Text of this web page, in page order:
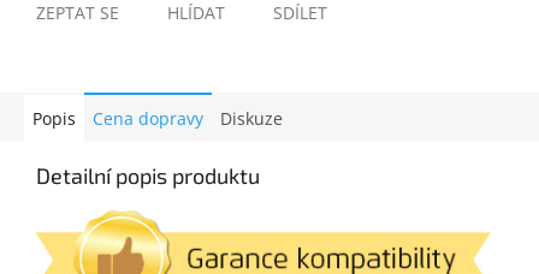
ZEPTAT SE HLÍDAT SDÍLET
Popis Cena dopravy Diskuze
Detailní popis produktu